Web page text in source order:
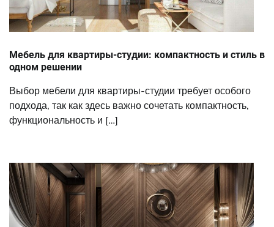
Мебель для квартиры-студии: компактность и стиль в
одном решении
Выбор мебели для квартиры-студии требует особого
подхода, так как здесь важно сочетать компактность,
функциональность и […]